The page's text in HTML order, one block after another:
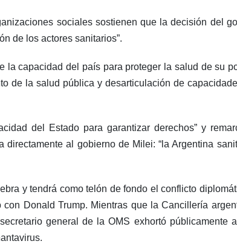
sociales sostienen que la decisión del
de los actores sanitarios”.
la capacidad del país para proteger la salud de su
de la salud pública y desarticulación de
del Estado para garantizar derechos” y
al gobierno de Milei: “la Argentina
y tendrá como telón de fondo el conflicto
Donald Trump. Mientras que la Cancillería
general de la OMS exhortó públicamente